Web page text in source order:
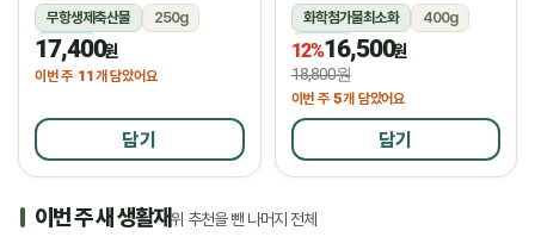
무항생제축산물
250g
냉장
17,400원
이번 주 11개 담았어요
담기
화학첨가물최소화
400g
냉장
12%16,500원
18,800원
이번 주 5개 담았어요
담기
이번 주 새 생활재위 추천을 뺀 나머지 전체